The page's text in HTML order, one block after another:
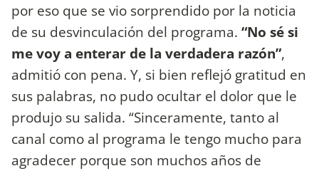
por eso que se vio sorprendido por la noticia
de su desvinculación del programa. “No sé si
me voy a enterar de la verdadera razón”,
admitió con pena. Y, si bien reflejó gratitud en
sus palabras, no pudo ocultar el dolor que le
produjo su salida. “Sinceramente, tanto al
canal como al programa le tengo mucho para
agradecer porque son muchos años de